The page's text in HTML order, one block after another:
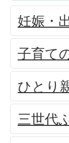
妊娠・
子育て
ひとり
三世代